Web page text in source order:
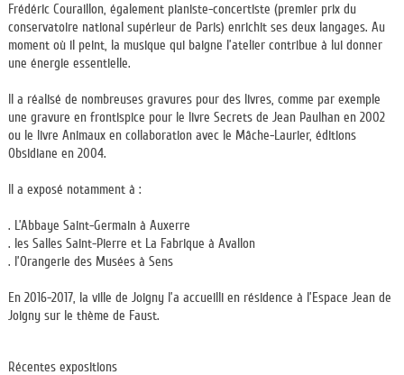
Frédéric Couraillon, également pianiste-concertiste (premier prix du
conservatoire national supérieur de Paris) enrichit ses deux langages. Au
moment où il peint, la musique qui baigne l’atelier contribue à lui donner
une énergie essentielle.
Il a réalisé de nombreuses gravures pour des livres, comme par exemple
une gravure en frontispice pour le livre Secrets de Jean Paulhan en 2002
ou le livre Animaux en collaboration avec le Mâche-Laurier, éditions
Obsidiane en 2004.
Il a exposé notamment à :
. L’Abbaye Saint-Germain à Auxerre
. les Salles Saint-Pierre et La Fabrique à Avallon
. l’Orangerie des Musées à Sens
En 2016-2017, la ville de Joigny l’a accueilli en résidence à l’Espace Jean de
Joigny sur le thème de Faust.
Récentes expositions